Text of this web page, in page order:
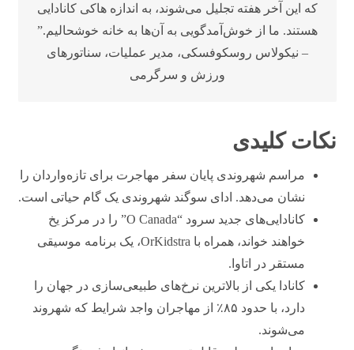
که این آخر هفته تجلیل می‌شوند، به اندازه هاکی کانادایی
هستند. ما از خوش‌آمدگویی به آن‌ها به خانه خوشحالیم.”
– نیکولاس روسکوفسکی، مدیر عملیات، سناتورهای
ورزش و سرگرمی
نکات کلیدی
مراسم شهروندی پایان سفر مهاجرت برای تازه‌واردان را
نشان می‌دهد. ادای سوگند شهروندی یک گام حیاتی است.
کانادایی‌های جدید سرود “O Canada” را در مرکز یخ
خواهند خواند، همراه با OrKidstra، یک برنامه موسیقی
مستقر در اتاوا.
کانادا یکی از بالاترین نرخ‌های طبیعی‌سازی در جهان را
دارد، با حدود ۸۵٪ از مهاجران واجد شرایط که شهروند
می‌شوند.